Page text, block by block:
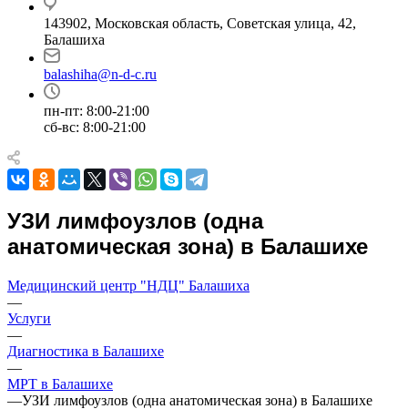
143902, Московская область, Советская улица, 42,
Балашиха
balashiha@n-d-c.ru
пн-пт: 8:00-21:00
сб-вс: 8:00-21:00
УЗИ лимфоузлов (одна
анатомическая зона) в Балашихе
Медицинский центр "НДЦ" Балашиха
—
Услуги
—
Диагностика в Балашихе
—
МРТ в Балашихе
—УЗИ лимфоузлов (одна анатомическая зона) в Балашихе